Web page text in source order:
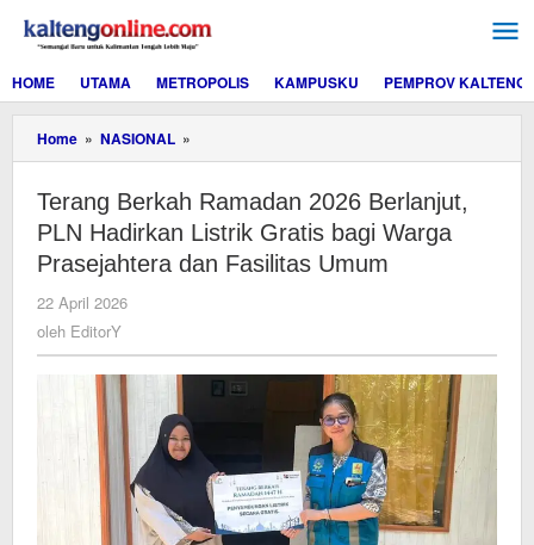
konten
HOME
UTAMA METROPOLIS KAMPUSKU PEMPROV KALTENG
Home » NASIONAL »
Berkah
2026
Berlanjut,
PLN
Hadirkan
Warga
Prasejahtera
dan
Terang Berkah Ramadan 2026 Berlanjut,
PLN Hadirkan Listrik Gratis bagi Warga
Prasejahtera dan Fasilitas Umum
22 April 2026
oleh EditorY